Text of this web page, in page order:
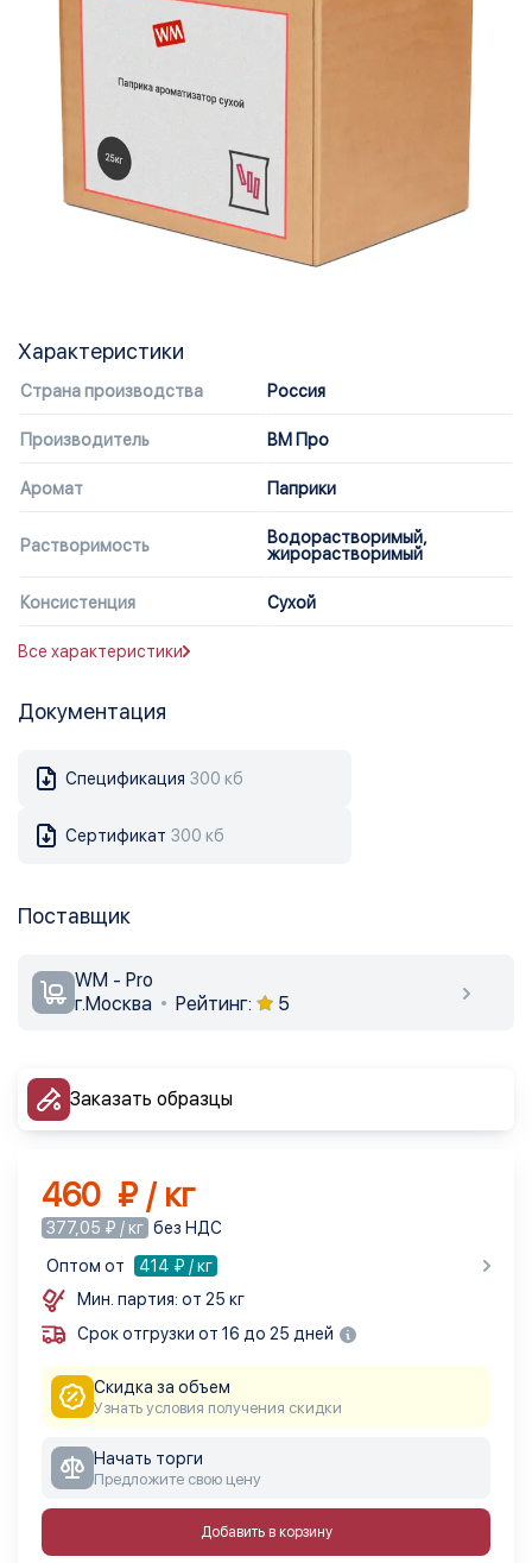
Характеристики
Страна производства Россия
Производитель ВМ Про
Аромат Паприки
Растворимость
Водорастворимый,
жирорастворимый
Консистенция Сухой
Все характеристики
Документация
Спецификация 300 кб
Сертификат 300 кб
Поставщик
WM - Pro
г.Москва
Рейтинг: 5
Заказать образцы
460 ₽ / кг
377,05 ₽ / кг без НДС
Оптом от
414 ₽ / кг
Мин. партия: от 25 кг
Срок отгрузки от 16 до 25 дней
Скидка за объем
Узнать условия получения скидки
Начать торги
Предложите свою цену
Добавить в корзину